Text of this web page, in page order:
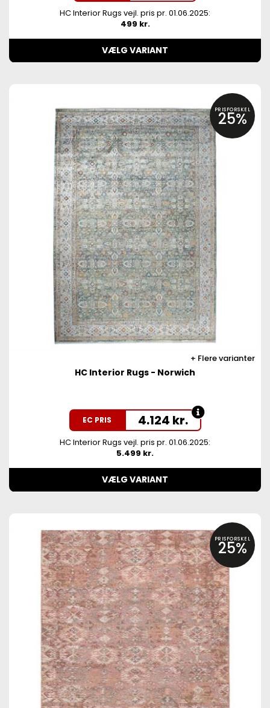
HC Interior Rugs vejl. pris pr. 01.06.2025:
499 kr.
VÆLG VARIANT
PRISFORSKEL
25%
Flere varianter
HC Interior Rugs - Norwich
EC PRIS 4.124 kr.
HC Interior Rugs vejl. pris pr. 01.06.2025:
5.499 kr.
VÆLG VARIANT
PRISFORSKEL
25%